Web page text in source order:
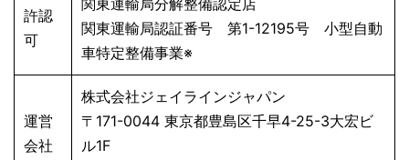
許認
可
関東運輸局分解整備認定店
関東運輸局認証番号 第1-12195号 小型自動
車特定整備事業※
運営
会社
株式会社ジェイラインジャパン
〒171-0044 東京都豊島区千早4-25-3大宏ビ
ル1F